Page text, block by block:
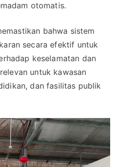
otomatis.
bahwa sistem
secara efektif untuk
keselamatan dan
untuk kawasan
dan fasilitas publik